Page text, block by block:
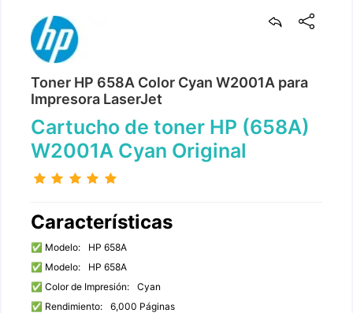
Toner HP 658A Color Cyan W2001A para
Impresora LaserJet
Cartucho de toner HP (658A)
W2001A Cyan Original
Características
✅ Modelo:
HP 658A
✅ Modelo:
HP 658A
✅ Color de Impresión:
Cyan
✅ Rendimiento:
6,000 Páginas